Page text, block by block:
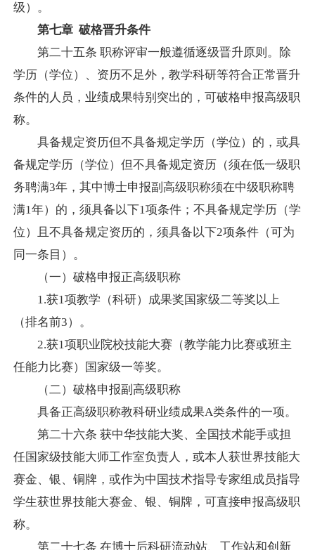
级）。
第七章 破格晋升条件
第二十五条 职称评审一般遵循逐级晋升原则。除
学历（学位）、资历不足外，教学科研等符合正常晋升
条件的人员，业绩成果特别突出的，可破格申报高级职
称。
具备规定资历但不具备规定学历（学位）的，或具
备规定学历（学位）但不具备规定资历（须在低一级职
务聘满3年，其中博士申报副高级职称须在中级职称聘
满1年）的，须具备以下1项条件；不具备规定学历（学
位）且不具备规定资历的，须具备以下2项条件（可为
同一条目）。
（一）破格申报正高级职称
1.获1项教学（科研）成果奖国家级二等奖以上
（排名前3）。
2.获1项职业院校技能大赛（教学能力比赛或班主
任能力比赛）国家级一等奖。
（二）破格申报副高级职称
具备正高级职称教科研业绩成果A类条件的一项。
第二十六条 获中华技能大奖、全国技术能手或担
任国家级技能大师工作室负责人，或本人获世界技能大
赛金、银、铜牌，或作为中国技术指导专家组成员指导
学生获世界技能大赛金、银、铜牌，可直接申报高级职
称。
第二十七条 在博士后科研流动站、工作站和创新